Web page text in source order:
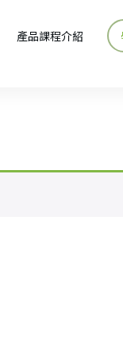
產品課程介紹